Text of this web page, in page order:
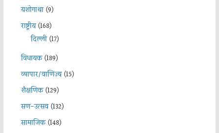
यशोगाथा(9)
राष्ट्रीय(168)
दिल्ली(17)
विधायक(189)
व्यापार/वाणिज्य(15)
शैक्षणिक(129)
सण-उत्सव(132)
सामाजिक(148)